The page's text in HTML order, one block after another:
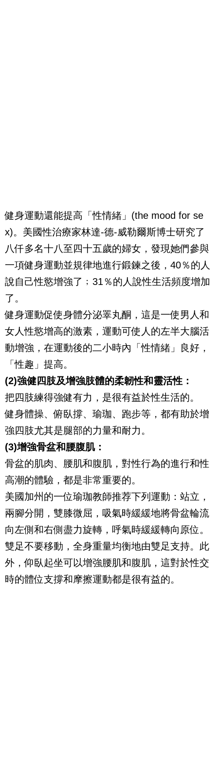
健身運動還能提高「性情緒」(the mood for se
x)。美國性治療家林達-德-威勒爾斯博士研究了
八仟多名十八至四十五歲的婦女，發現她們參與
一項健身運動並規律地進行鍛鍊之後，40％的人
說自己性慾增強了﹔31％的人說性生活頻度增加
了。
健身運動促使身體分泌睪丸酮，這是一使男人和
女人性慾增高的激素，運動可使人的左半大腦活
動增強，在運動後的二小時內「性情緒」良好，
「性趣」提高。
(2)強健四肢及增強肢體的柔韌性和靈活性：
把四肢練得強健有力，是很有益於性生活的。
健身體操、俯臥撐、瑜珈、跑步等，都有助於增
強四肢尤其是腿部的力量和耐力。
(3)增強骨盆和腰腹肌：
骨盆的肌肉、腰肌和腹肌，對性行為的進行和性
高潮的體驗，都是非常重要的。
美國加州的一位瑜珈教師推荐下列運動：站立，
兩腳分開，雙膝微屈，吸氣時緩緩地將骨盆輪流
向左側和右側盡力旋轉，呼氣時緩緩轉向原位。
雙足不要移動，全身重量均衡地由雙足支持。此
外，仰臥起坐可以增強腰肌和腹肌，這對於性交
時的體位支撐和摩擦運動都是很有益的。